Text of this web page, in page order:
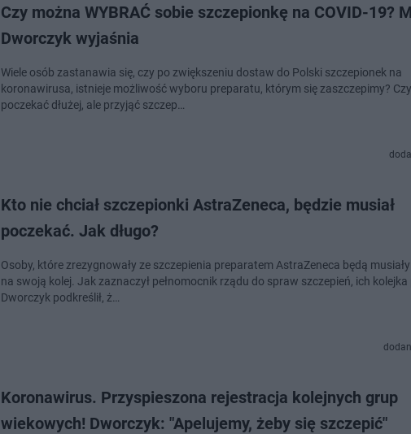
Czy można WYBRAĆ sobie szczepionkę na COVID-19?
Dworczyk wyjaśnia
Wiele osób zastanawia się, czy po zwiększeniu dostaw do Polski szczepionek na
koronawirusa, istnieje możliwość wyboru preparatu, którym się zaszczepimy?
poczekać dłużej, ale przyjąć szczep…
Kto nie chciał szczepionki AstraZeneca, będzie musiał
poczekać. Jak długo?
Osoby, które zrezygnowały ze szczepienia preparatem AstraZeneca będą
na swoją kolej. Jak zaznaczył pełnomocnik rządu do spraw szczepień, ich kolejka
Dworczyk podkreślił, ż…
Koronawirus. Przyspieszona rejestracja kolejnych grup
wiekowych! Dworczyk: "Apelujemy, żeby się szczepić"